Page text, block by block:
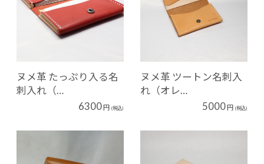
ヌメ革 たっぷり入る名
刺入れ（…
6300円 (税込)
ヌメ革 ツートン名刺入
れ（オレ…
5000円 (税込)